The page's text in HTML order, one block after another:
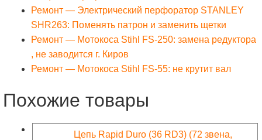
Ремонт — Электрический перфоратор STANLEY
SHR263: Поменять патрон и заменить щетки
Ремонт — Мотокоса Stihl FS-250: замена редуктора
, не заводится г. Киров
Ремонт — Мотокоса Stihl FS-55: не крутит вал
Похожие товары
Цепь Rapid Duro (36 RD3) (72 звена,